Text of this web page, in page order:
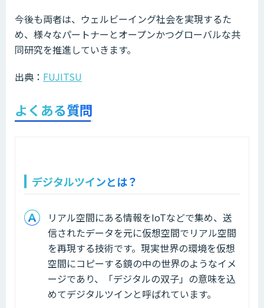
今後も両者は、ウェルビーイング社会を実現するた
め、様々なパートナーとオープンかつグローバルな共
同研究を推進していきます。
出典： FUJITSU
よくある質問
デジタルツインとは？
リアル空間にある情報をIoTなどで集め、送
信されたデータを元に仮想空間でリアル空間
を再現する技術です。現実世界の環境を仮想
空間にコピーする鏡の中の世界のようなイメ
ージであり、「デジタルの双子」の意味を込
めてデジタルツインと呼ばれています。